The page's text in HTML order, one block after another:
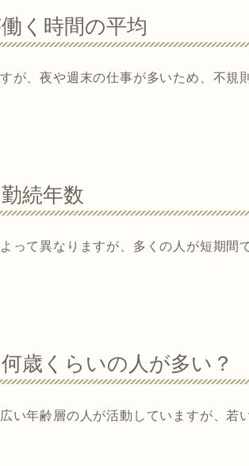
く時間の平均
が、夜や週末の仕事が多いため、不規
続年数
って異なりますが、多くの人が短期間
歳くらいの人が多い？
い年齢層の人が活動していますが、若